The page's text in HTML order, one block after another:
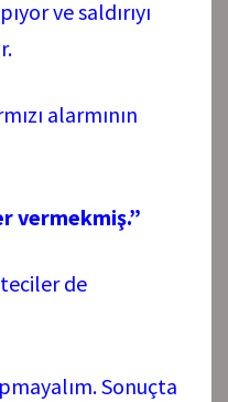
ve saldırıyı
alarmının
vermekmiş.”
de
Sonuçta